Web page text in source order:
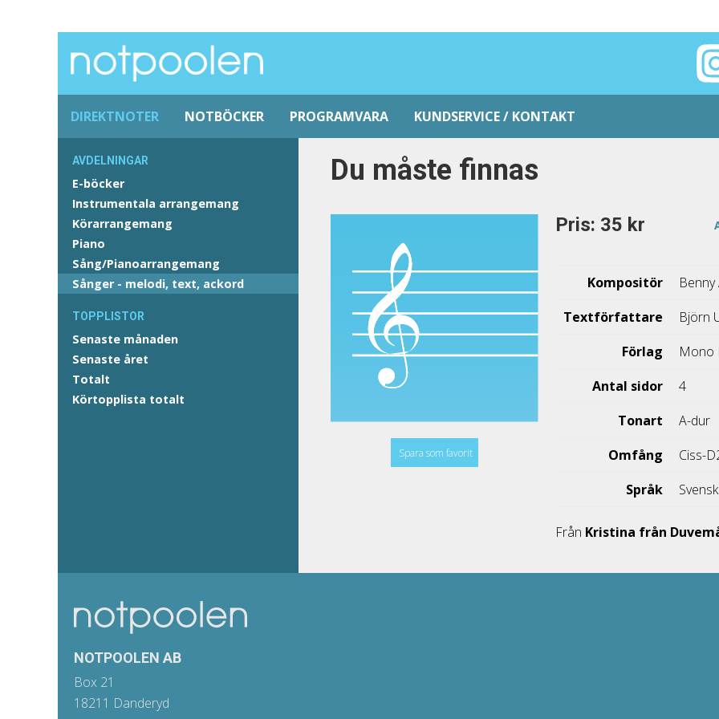
DIREKTNOTER NOTBÖCKER PROGRAMVARA KUNDSERVICE / KONTAKT
AVDELNINGAR
E-böcker
Instrumentala arrangemang
Körarrangemang
Piano
Sång/Pianoarrangemang
Sånger - melodi, text, ackord
TOPPLISTOR
Senaste månaden
Senaste året
Totalt
Körtopplista totalt
Du måste finnas
Spara som favorit
Pris: 35 kr
Kompositör
Textförfattare
Björn
Förlag
Mono
Antal sidor
4
Tonart
A-dur
Omfång
Ciss-
Språk
Från Kristina från
NOTPOOLEN AB
Box 21
18211 Danderyd